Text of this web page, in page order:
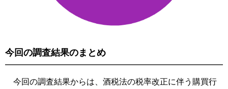
今回の調査結果のまとめ
今回の調査結果からは、酒税法の税率改正に伴う購買行